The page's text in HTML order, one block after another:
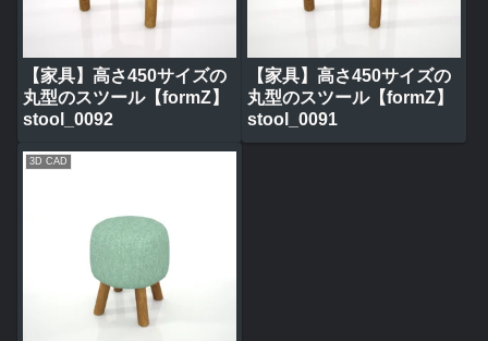
【家具】高さ450サイズの
丸型のスツール【formZ】
stool_0092
【家具】高さ450サイズの
丸型のスツール【formZ】
stool_0091
3D CAD